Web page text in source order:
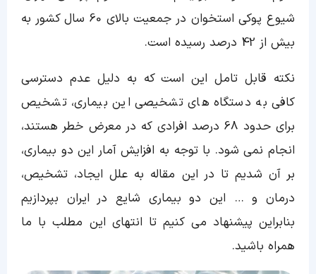
شیوع پوکی استخوان در جمعیت بالای 60 سال کشور به
بیش از 42 درصد رسیده است.
نکته قابل تامل این است که به دلیل عدم دسترسی
کافی به دستگاه های تشخیصی این بیماری، تشخیص
برای حدود 68 درصد افرادی که در معرض خطر هستند،
انجام نمی شود. با توجه به افزایش آمار این دو بیماری،
بر آن شدیم تا در این مقاله به علل ایجاد، تشخیص،
درمان و … این دو بیماری شایع در ایران بپردازیم
بنابراین پیشنهاد می کنیم تا انتهای این مطلب با ما
همراه باشید.